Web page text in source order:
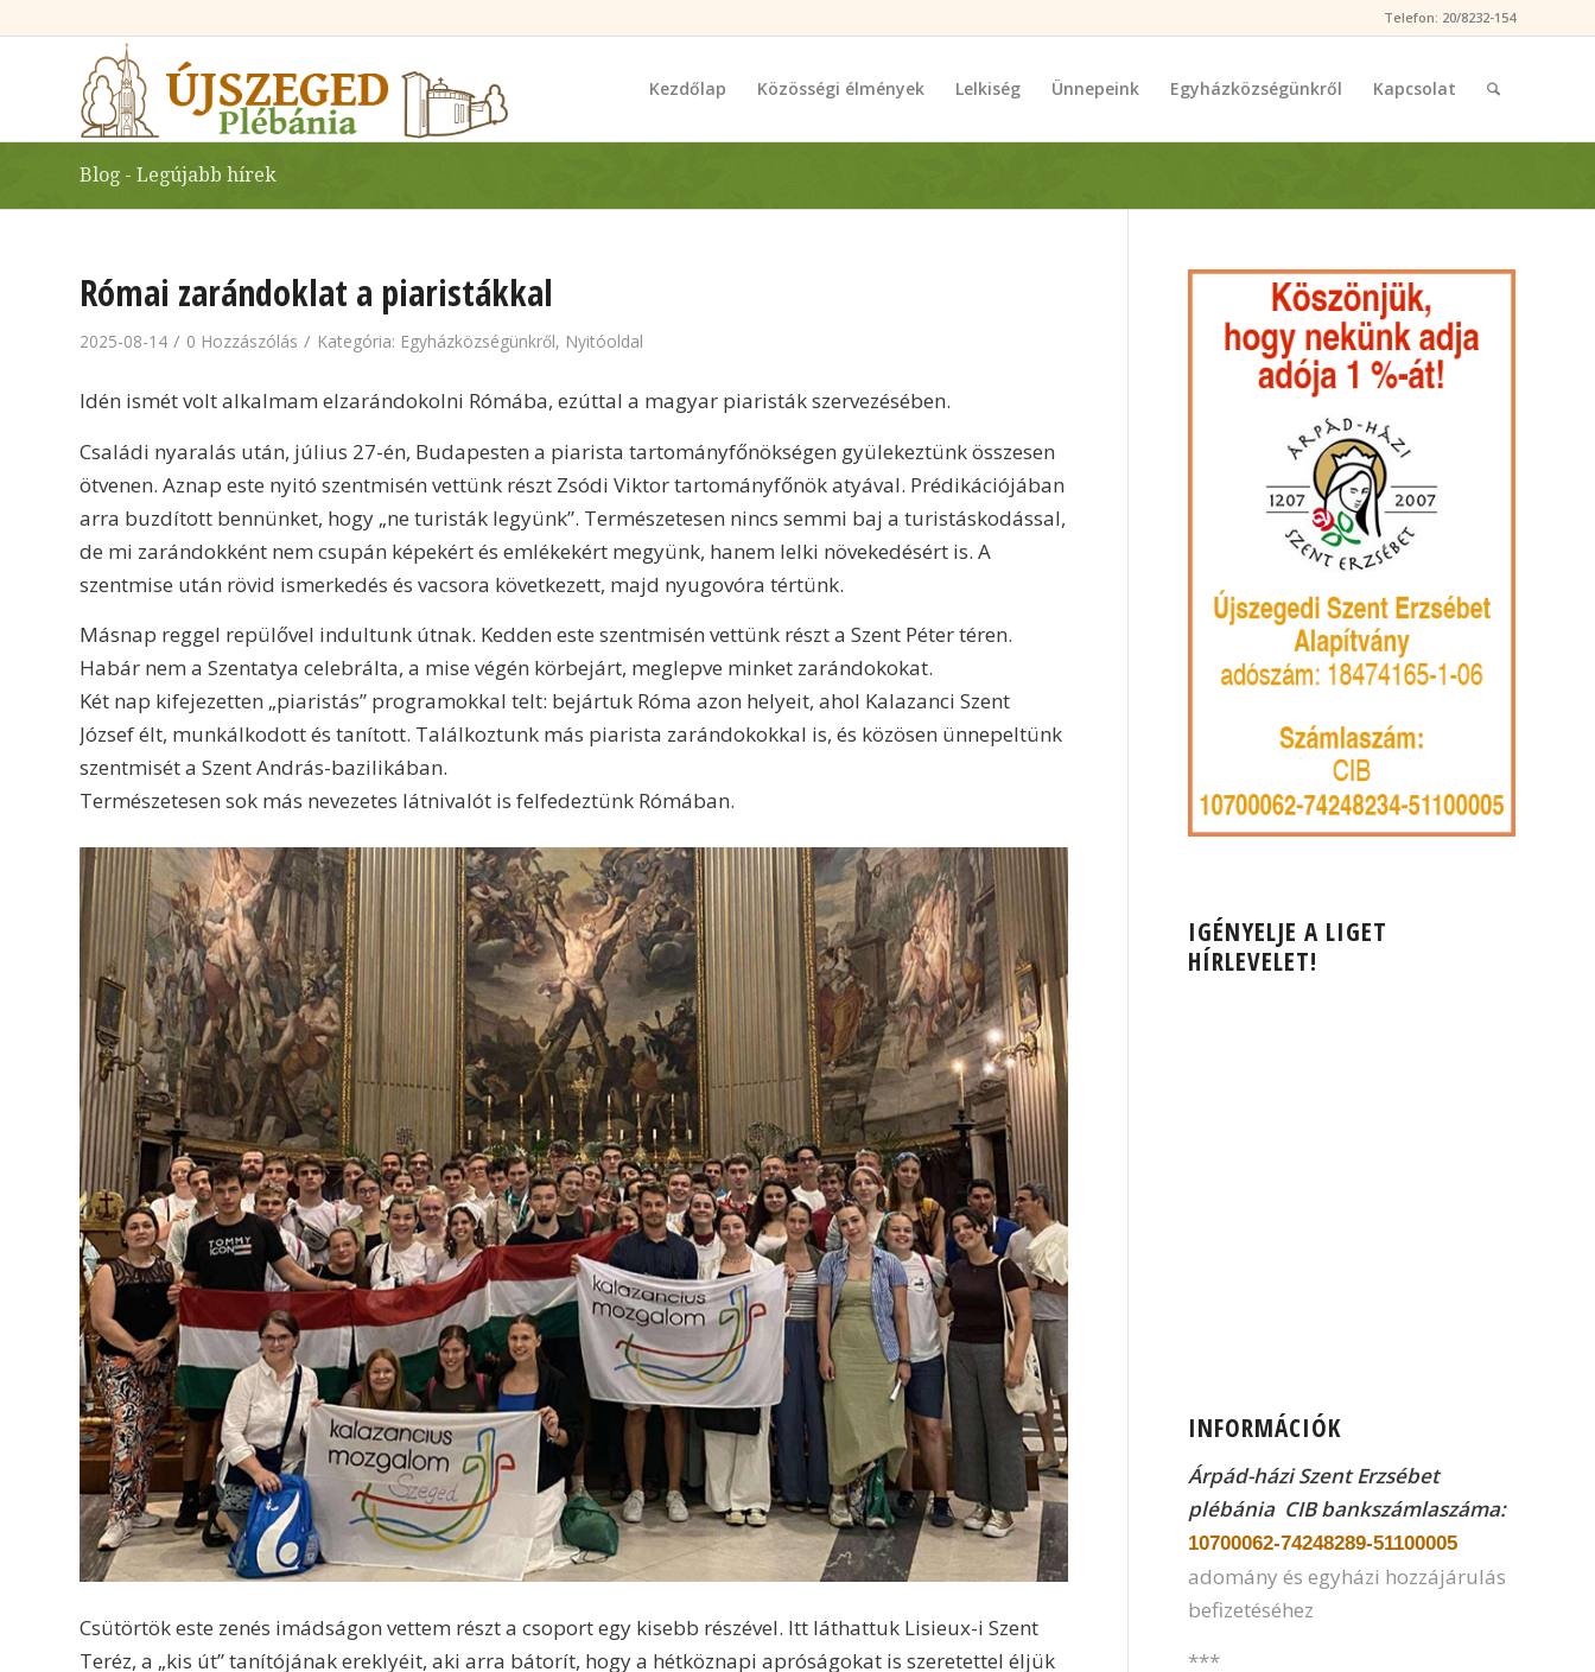
Telefon: 20/8232-154
Kezdőlap Közösségi élmények Lelkiség Ünnepeink Egyházközségünkről Kapcsolat
Blog - Legújabb hírek
Római zarándoklat a piaristákkal
2025-08-14 / 0 Hozzászólás / Kategória: Egyházközségünkről, Nyitóoldal
Idén ismét volt alkalmam elzarándokolni Rómába, ezúttal a magyar piaristák szervezésében.
Családi nyaralás után, július 27-én, Budapesten a piarista tartományfőnökségen gyülekeztünk összesen
ötvenen. Aznap este nyitó szentmisén vettünk részt Zsódi Viktor tartományfőnök atyával. Prédikációjában
arra buzdított bennünket, hogy „ne turisták legyünk”. Természetesen nincs semmi baj a turistáskodással,
de mi zarándokként nem csupán képekért és emlékekért megyünk, hanem lelki növekedésért is. A
szentmise után rövid ismerkedés és vacsora következett, majd nyugovóra tértünk.
Másnap reggel repülővel indultunk útnak. Kedden este szentmisén vettünk részt a Szent Péter téren.
Habár nem a Szentatya celebrálta, a mise végén körbejárt, meglepve minket zarándokokat.
Két nap kifejezetten „piaristás” programokkal telt: bejártuk Róma azon helyeit, ahol Kalazanci Szent
József élt, munkálkodott és tanított. Találkoztunk más piarista zarándokokkal is, és közösen ünnepeltünk
szentmisét a Szent András-bazilikában.
Természetesen sok más nevezetes látnivalót is felfedeztünk Rómában.
Csütörtök este zenés imádságon vettem részt a csoport egy kisebb részével. Itt láthattuk Lisieux-i Szent
Teréz, a „kis út” tanítójának ereklyéit, aki arra bátorít, hogy a hétköznapi apróságokat is szeretettel éljük
IGÉNYELJE A LIGET
HÍRLEVELET!
INFORMÁCIÓK
Árpád-házi Szent Erzsébet
plébánia CIBbankszámlaszáma:
10700062-74248289-51100005
adomány és egyházi hozzájárulás
befizetéséhez
***